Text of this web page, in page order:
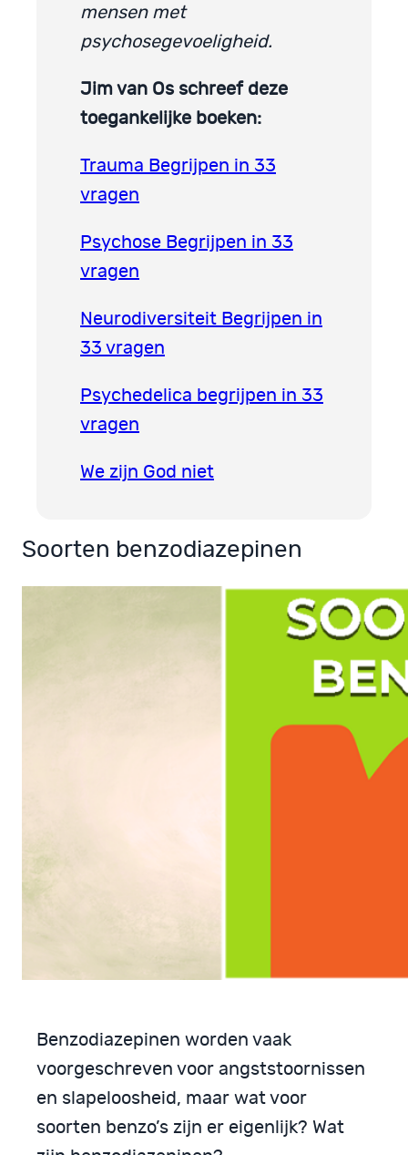
mensen met
psychosegevoeligheid.
Jim van Os schreef deze
toegankelijke boeken:
Trauma Begrijpen in 33
vragen
Psychose Begrijpen in 33
vragen
Neurodiversiteit Begrijpen in
33 vragen
Psychedelica begrijpen in 33
vragen
We zijn God niet
Soorten benzodiazepinen
Benzodiazepinen worden vaak
voorgeschreven voor angststoornissen
en slapeloosheid, maar wat voor
soorten benzo’s zijn er eigenlijk? Wat